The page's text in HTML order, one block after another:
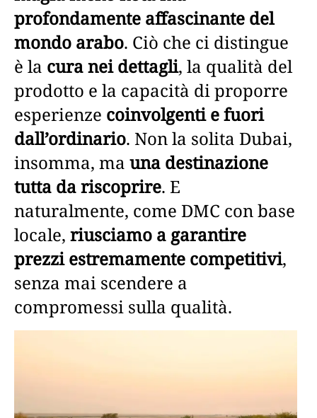
profondamente affascinante del
mondo arabo. Ciò che ci distingue
è la cura nei dettagli, la qualità del
prodotto e la capacità di proporre
esperienze coinvolgenti e fuori
dall’ordinario. Non la solita Dubai,
insomma, ma una destinazione
tutta da riscoprire. E
naturalmente, come DMC con base
locale, riusciamo a garantire
prezzi estremamente competitivi,
senza mai scendere a
compromessi sulla qualità.